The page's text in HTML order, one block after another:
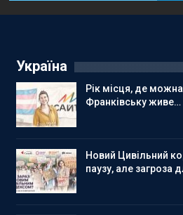
Україна
Рік місця, де
Франківську живе…
Новий Цивільний
паузу, але загроза